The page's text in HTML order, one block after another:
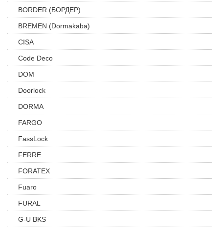
BORDER (БОРДЕР)
BREMEN (Dormakaba)
CISA
Code Deco
DOM
Doorlock
DORMA
FARGO
FassLock
FERRE
FORATEX
Fuaro
FURAL
G-U BKS